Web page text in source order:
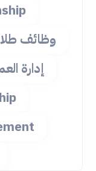
وظائف
إدارة